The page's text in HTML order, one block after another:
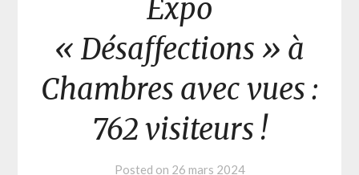
Expo
« Désaffections » à
Chambres avec vues :
762 visiteurs !
Posted on 26 mars 2024